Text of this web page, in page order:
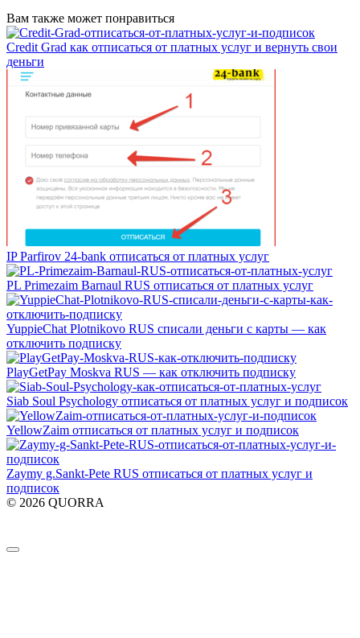
Вам также может понравиться
Credit Grad как отписаться от платных услуг и вернуть свои
деньги
IP Parfirov 24-bank отписаться от платных услуг
PL Primezaim Barnaul RUS отписаться от платных услуг
YuppieChat Plotnikovo RUS списали деньги с карты — как
отключить подписку
PlayGetPay Moskva RUS — как отключить подписку
Siab Soul Psychology отписаться от платных услуг и подписок
YellowZaim отписаться от платных услуг и подписок
Zaymy g.Sankt-Pete RUS отписаться от платных услуг и
подписок
© 2026 QUORRA